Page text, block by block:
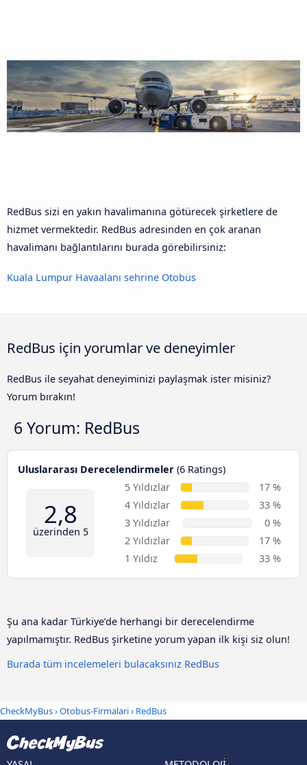
RedBus sizi en yakın havalimanına götürecek şirketlere de
hizmet vermektedir. RedBus adresinden en çok aranan
havalimanı bağlantılarını burada görebilirsiniz:
Kuala Lumpur Havaalanı sehrine Otobüs
RedBus için yorumlar ve deneyimler
RedBus ile seyahat deneyiminizi paylaşmak ister misiniz?
Yorum bırakın!
6 Yorum: RedBus
Uluslararası Derecelendirmeler (6 Ratings)
2,8
üzerinden 5
5 Yıldızlar
17 %
4 Yıldızlar
33 %
3 Yıldızlar
0 %
2 Yıldızlar
17 %
1 Yıldız
33 %
Şu ana kadar Türkiye’de herhangi bir derecelendirme
yapılmamıştır. RedBus şirketine yorum yapan ilk kişi siz olun!
Burada tüm incelemeleri bulacaksınız RedBus
CheckMyBus›Otobus-Firmalari› RedBus